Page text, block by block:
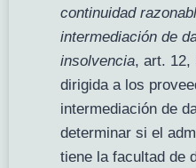
continuidad
intermediación de
insolvencia, art. 12,
dirigida a los
intermediación de
determinar si el
tiene la facultad de